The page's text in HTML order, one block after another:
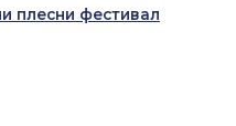
плесни фестивал